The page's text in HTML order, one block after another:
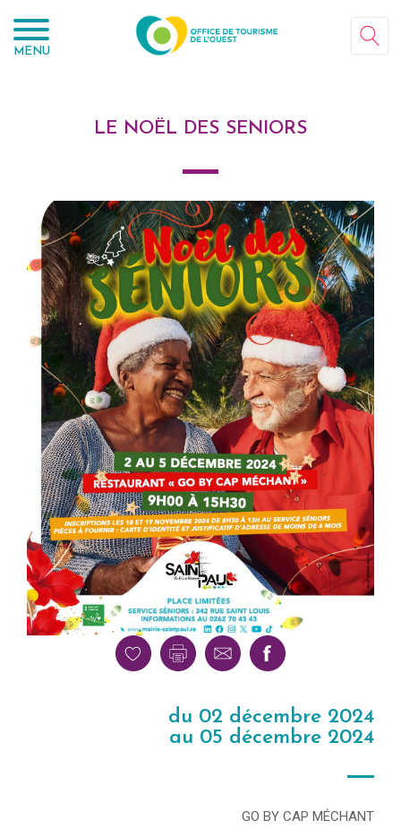
MENU
LE NOËL DES SENIORS
du 02 décembre 2024
au 05 décembre 2024
GO BY CAP MÉCHANT